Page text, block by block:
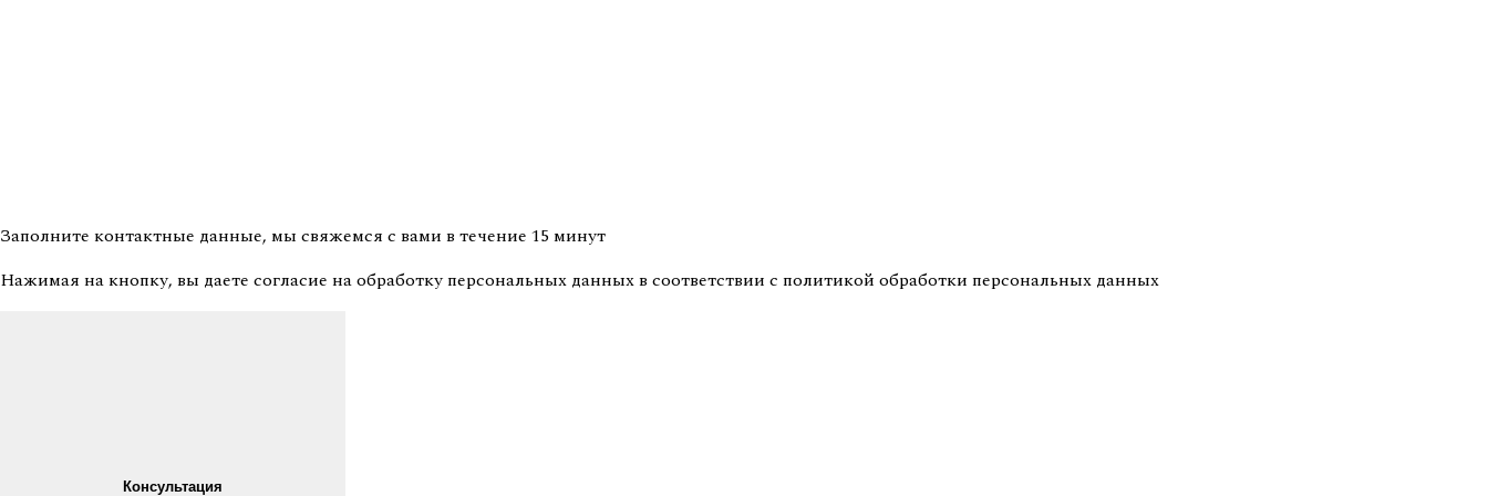
Заполните контактные данные, мы свяжемся с вами в течение 15 минут
Нажимая на кнопку, вы даете согласие наобработку персональных данныхв соответствии с политикой обработки персональных данных
Консультация